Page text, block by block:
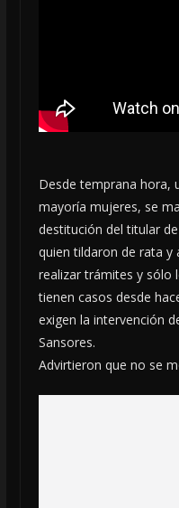
Desde temprana hora,
mayoría mujeres, se
destitución del titular
quien tildaron de rata y
realizar trámites y sólo
tienen casos desde
exigen la intervención
Sansores.
Advirtieron que no se